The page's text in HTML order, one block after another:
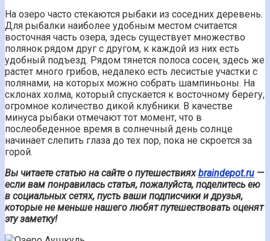
На озеро часто стекаются рыбаки из соседних деревень.
Для рыбалки наиболее удобным местом считается
восточная часть озера, здесь существует множество
полянок рядом друг с другом, к каждой из них есть
удобный подъезд. Рядом тянется полоса сосен, здесь же
растет много грибов, недалеко есть лесистые участки с
полянами, на которых можно собрать шампиньоны. На
склонах холма, который спускается к восточному берегу,
огромное количество дикой клубники. В качестве
минуса рыбаки отмечают тот момент, что в
послеобеденное время в солнечный день солнце
начинает слепить глаза до тех пор, пока не скроется за
горой.
Вы читаете статью на сайте о путешествияхbraindepot.ru —
если вам понравилась статья, пожалуйста, поделитесь ею
в социальных сетях, пусть ваши подписчики и друзья,
которые не меньше нашего любят путешествовать оценят
эту заметку!